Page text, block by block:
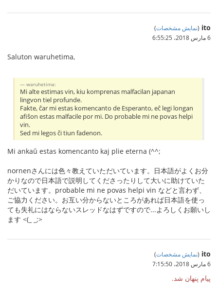
ito
(نمایش مشخصات)
6 مارس 2018،‏ 6:55:25
Saluton waruhetima,
waruhetima:
Mi alte estimas vin, kiu komprenas malfacilan japanan
lingvon tiel profunde.
Fakte, ĉar mi estas komencanto de Esperanto, eĉ legi longan
afiŝon estas malfacile por mi. Do probable mi ne povas helpi
vin.
Sed mi legos ĉi tiun fadenon.
Mi ankaŭ estas komencanto kaj plie eterna (^^;
nornenさんには色々教えていただいています。日本語がよくお分
かりなので日本語で説明してくださったりして大いに助けていた
だいています。probable mi ne povas helpi vin などと言わず、
ご協力ください。お互い分からないところがあれば日本語を使っ
ても失礼にはならないスレッドなはずですので...よろしくお願いし
ます <(_ _;>
ito
(نمایش مشخصات)
6 مارس 2018،‏ 7:15:50
پیام پنهان شد.